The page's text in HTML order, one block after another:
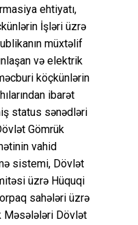
ehtiyatı,
İşləri üzrə
müxtəlif
və elektrik
köçkünlərin
ibarət
status sənədləri
Gömrük
vahid
sistemi, Dövlət
üzrə Hüquqi
sahələri üzrə
Məsələləri Dövlət